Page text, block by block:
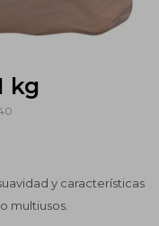
kg
y características
multiusos.